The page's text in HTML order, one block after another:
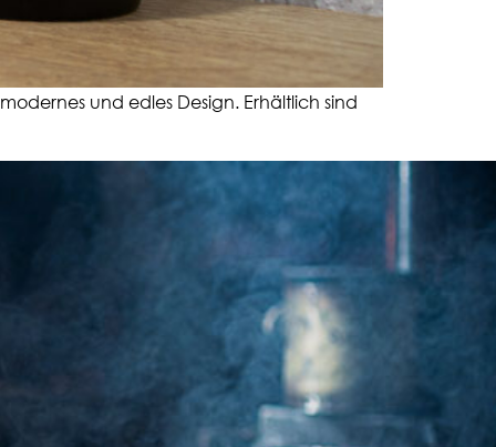
und edles Design. Erhältlich sind